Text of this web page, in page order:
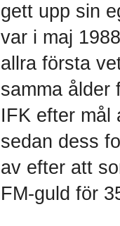
gett upp sin
var i maj
allra första
samma ålder
IFK efter mål
sedan dess
av efter att
FM-guld för